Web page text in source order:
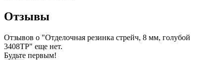
Отзывы
Отзывов о "Отделочная резинка стрейч, 8 мм, голубой
3408ТР" еще нет.
Будьте первым!